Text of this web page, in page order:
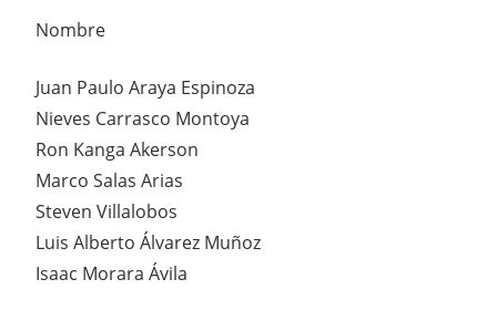
Nombre
Juan Paulo Araya Espinoza
Nieves Carrasco Montoya
Ron Kanga Akerson
Marco Salas Arias
Steven Villalobos
Luis Alberto Álvarez Muñoz
Isaac Morara Ávila